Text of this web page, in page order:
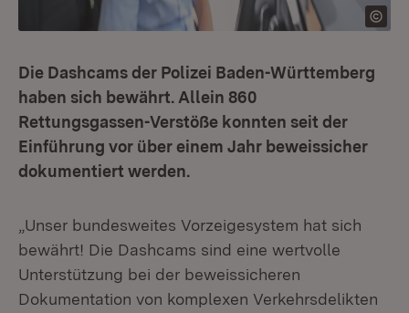
Die Dashcams der Polizei Baden-Württemberg
haben sich bewährt. Allein 860
Rettungsgassen-Verstöße konnten seit der
Einführung vor über einem Jahr beweissicher
dokumentiert werden.
„Unser bundesweites Vorzeigesystem hat sich
bewährt! Die Dashcams sind eine wertvolle
Unterstützung bei der beweissicheren
Dokumentation von komplexen Verkehrsdelikten